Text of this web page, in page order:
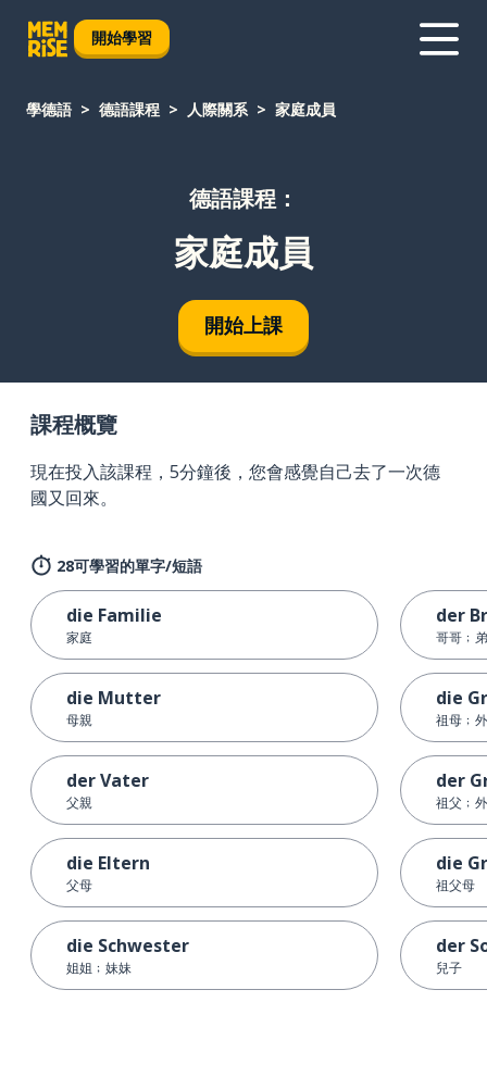
開始學習
學德語 德語課程 人際關系 家庭成員
德語課程：
家庭成員
開始上課
課程概覽
現在投入該課程，5分鐘後，您會感覺自己去了一次德
國又回來。
28可學習的單字/短語
die Familie
家庭
die Mutter
母親
der Vater
父親
die Eltern
父母
die Schwester
姐姐﹔妹妹
der
哥哥﹔
die
祖母﹔
der
祖父﹔
die
祖父母
der
兒子